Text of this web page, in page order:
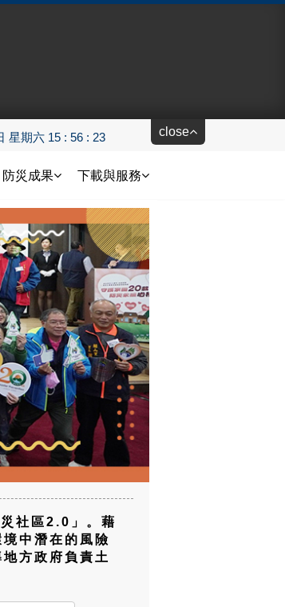
close
星期六 15 : 56 : 24
防災成果 下載與服務
社區2.0」。藉
中潛在的風險
方政府負責土